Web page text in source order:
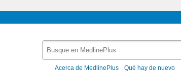
MedlinePlus
Acerca de MedlinePlus Qué hay de nuevo